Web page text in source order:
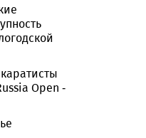
Open -